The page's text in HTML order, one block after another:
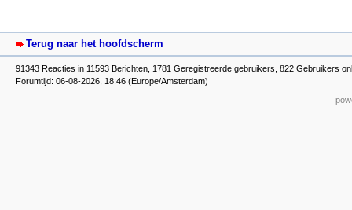
Terug naar het hoofdscherm
91343 Reacties in 11593 Berichten, 1781 Geregistreerde gebruikers, 822 Gebruikers
Forumtijd: 06-08-2026, 18:46 (Europe/Amsterdam)